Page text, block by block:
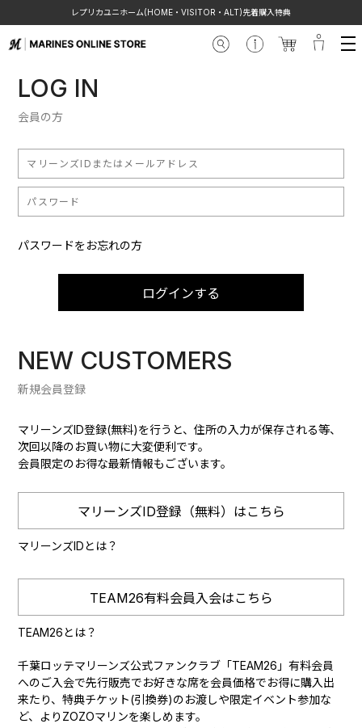
レプリカユニホーム(HOME・VISITOR・ALT)先着購入特典
LOG IN
会員の方
パスワードをお忘れの方
ログインする
NEW CUSTOMERS
新規会員登録
マリーンズID登録(無料)を行うと、住所の入力が保存される等、
次回以降のお買い物に大変便利です。
会員限定のお得な最新情報もございます。
マリーンズID登録（無料）はこちら
マリーンズIDとは？
TEAM26有料会員入会はこちら
TEAM26とは？
千葉ロッテマリーンズ公式ファンクラブ「TEAM26」有料会員
へのご入会で先行販売でお好きな席を会員価格でお得に購入出
来たり、特典チケット(引換券)のお渡しや限定イベント参加な
ど、よりZOZOマリンを楽しめます。